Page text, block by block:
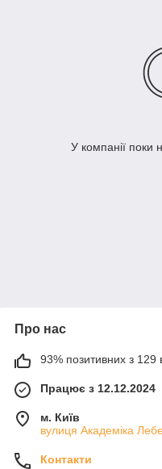
У компанії поки
Про нас
93% позитивних з 129
Працює з 12.12.2024
м. Київ
вулиця Академіка
Контакти